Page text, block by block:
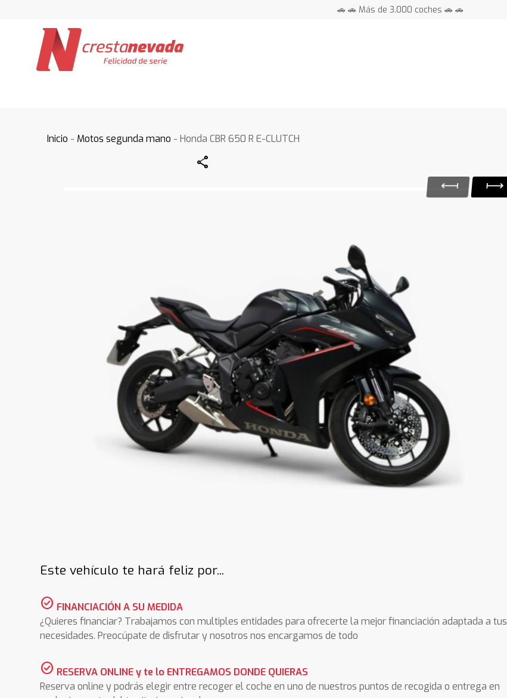
🚗 🚗 Más de 3.000 coches 🚗 🚗
Inicio - Motos segunda mano - Honda CBR 650 R E-CLUTCH
Share
Este vehículo te hará feliz por...
check_circle FINANCIACIÓN A SU MEDIDA
¿Quieres financiar? Trabajamos con multiples entidades para ofrecerte la mejor financiación adaptada a tus
necesidades. Preocúpate de disfrutar y nosotros nos encargamos de todo
check_circle RESERVA ONLINE y te lo ENTREGAMOS DONDE QUIERAS
Reserva online y podrás elegir entre recoger el coche en uno de nuestros puntos de recogida o entrega en